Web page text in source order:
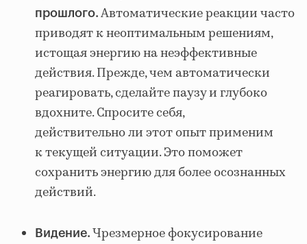
прошлого. Автоматические реакции часто
приводят к неоптимальным решениям,
истощая энергию на неэффективные
действия. Прежде, чем автоматически
реагировать, сделайте паузу и глубоко
вдохните. Спросите себя,
действительно ли этот опыт применим
к текущей ситуации. Это поможет
сохранить энергию для более осознанных
действий.
Видение. Чрезмерное фокусирование